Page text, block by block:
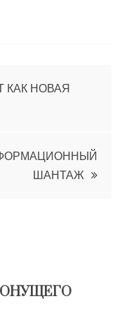
НОВАЯ
ШАНТАЖ